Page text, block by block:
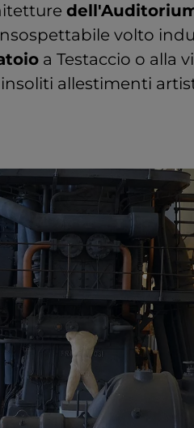
volto
a Testaccio o alla
allestimenti